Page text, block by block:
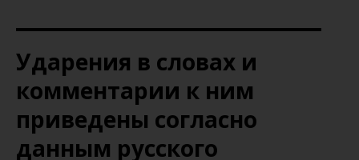
Ударения в словах и
комментарии к ним
приведены согласно
данным русского